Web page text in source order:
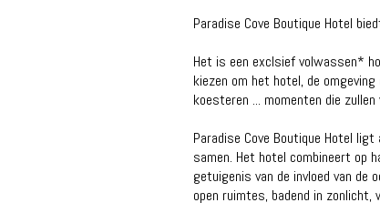
Paradise Cove Boutique Hotel
Het is een exclsief volwassen*
kiezen om het hotel, de
koesteren ... momenten die
Paradise Cove Boutique Hotel
samen. Het hotel combineert op
getuigenis van de invloed van de
open ruimtes, badend in zonlicht,